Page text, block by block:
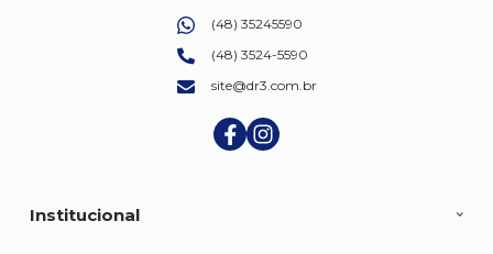
(48) 35245590
(48) 3524-5590
site@dr3.com.br
Institucional